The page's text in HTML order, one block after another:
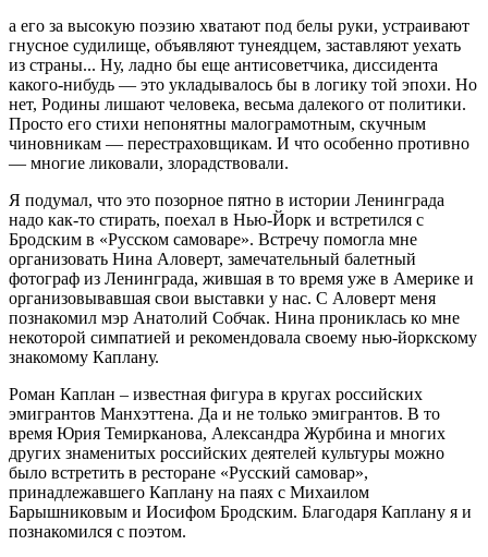
а его за высокую поэзию хватают под белы руки, устраивают
гнусное судилище, объявляют тунеядцем, заставляют уехать
из страны... Ну, ладно бы еще антисоветчика, диссидента
какого-нибудь — это укладывалось бы в логику той эпохи. Но
нет, Родины лишают человека, весьма далекого от политики.
Просто его стихи непонятны малограмотным, скучным
чиновникам — перестраховщикам. И что особенно противно
— многие ликовали, злорадствовали.
Я подумал, что это позорное пятно в истории Ленинграда
надо как-то стирать, поехал в Нью-Йорк и встретился с
Бродским в «Русском самоваре». Встречу помогла мне
организовать Нина Аловерт, замечательный балетный
фотограф из Ленинграда, жившая в то время уже в Америке и
организовывавшая свои выставки у нас. С Аловерт меня
познакомил мэр Анатолий Собчак. Нина прониклась ко мне
некоторой симпатией и рекомендовала своему нью-йоркскому
знакомому Каплану.
Роман Каплан – известная фигура в кругах российских
эмигрантов Манхэттена. Да и не только эмигрантов. В то
время Юрия Темирканова, Александра Журбина и многих
других знаменитых российских деятелей культуры можно
было встретить в ресторане «Русский самовар»,
принадлежавшего Каплану на паях с Михаилом
Барышниковым и Иосифом Бродским. Благодаря Каплану я и
познакомился с поэтом.